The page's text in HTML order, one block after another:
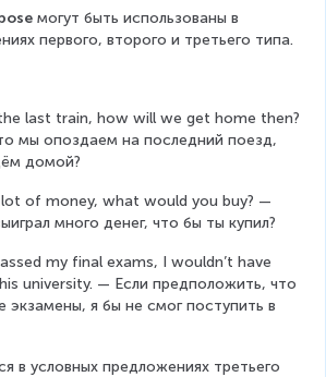
могут быть использованы в
первого, второго и третьего типа.
last train, how will we get home then?
мы опоздаем на последний поезд,
домой?
of money, what would you buy? —
много денег, что бы ты купил?
my final exams, I wouldn’t have
university. — Если предположить, что
экзамены, я бы не смог поступить в
в условных предложениях третьего